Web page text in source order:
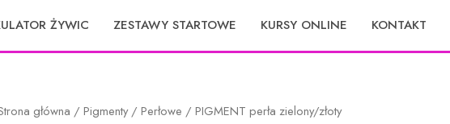
ŻYWIC ZESTAWY STARTOWE KURSY ONLINE KONTAKT
główna / Pigmenty/ Perłowe / PIGMENT perła zielony/złoty